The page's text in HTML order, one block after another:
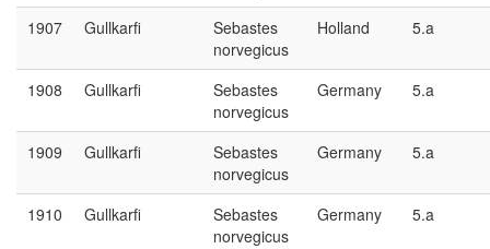
1907 Gullkarfi
Sebastes
norvegicus
Holland 5.a
1908 Gullkarfi
Sebastes
norvegicus
Germany 5.a
1909 Gullkarfi
Sebastes
norvegicus
Germany 5.a
1910 Gullkarfi
Sebastes
norvegicus
Germany 5.a